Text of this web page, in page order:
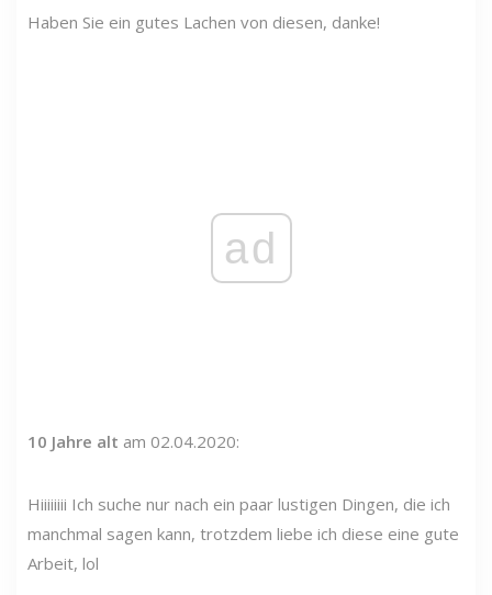
Haben Sie ein gutes Lachen von diesen, danke!
ad
10 Jahre alt am 02.04.2020:
Hiiiiiiii Ich suche nur nach ein paar lustigen Dingen, die ich
manchmal sagen kann, trotzdem liebe ich diese eine gute
Arbeit, lol